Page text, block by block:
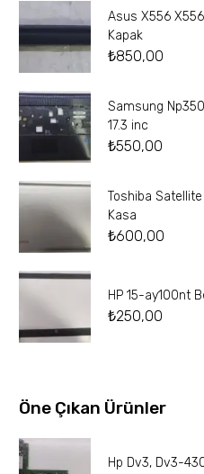
Asus X556
Kapak
₺850,00
Samsung
17.3 inc
₺550,00
Toshiba
Kasa
₺600,00
HP 15-ay100nt
₺250,00
Öne Çıkan Ürünler
Hp Dv3, Dv3-